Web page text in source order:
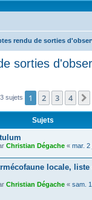
rendu de sorties
sorties
sujets 1 2 3 4
Sujets
Christian Dégache « mar. 2
locale, liste
Christian Dégache « sam.